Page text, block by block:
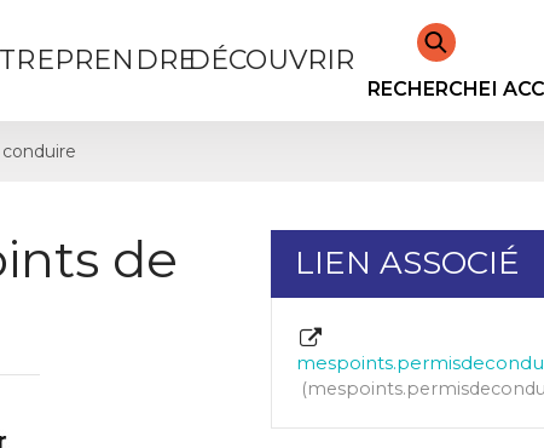
DÉCOUVRIR
RECHERCHER
de
LIEN ASSOCIÉ